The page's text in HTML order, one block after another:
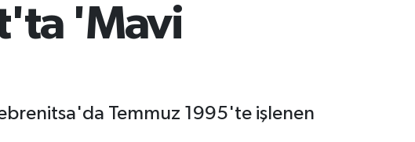
'Mavi
Temmuz 1995'te işlenen